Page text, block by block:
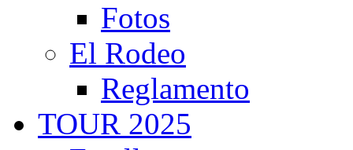
Fotos
El Rodeo
Reglamento
TOUR 2025